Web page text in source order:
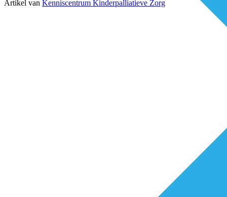
Artikel van Kenniscentrum Kinderpalliatieve Zorg